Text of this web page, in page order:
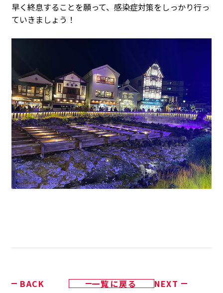
早く終息することを願って、感染症対策をしっかり行っ
ていきましょう！
BACK 一覧に戻る NEXT